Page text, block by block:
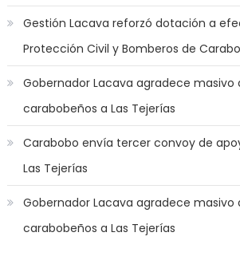
a
jerk
off
game
with
you
joi,
nana
nakamura
gets
a
bunch
Gestión Lacava reforzó dotación a
Protección Civil y Bomberos de
Gobernador Lacava agradece masivo
carabobeños a Las Tejerías
Carabobo envía tercer convoy de
Las Tejerías
Gobernador Lacava agradece masivo
carabobeños a Las Tejerías